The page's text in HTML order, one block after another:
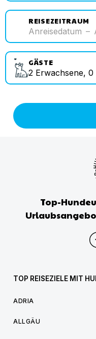
REISEZEITRAUM
Anreisedatum –
GÄSTE
2 Erwachsene, 0
Top-
TOP REISEZIELE MIT
ADRIA
ALLGÄU